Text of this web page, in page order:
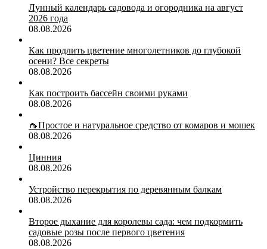
Лунный календарь садовода и огородника на август
2026 года
08.08.2026
Как продлить цветение многолетников до глубокой
осени? Все секреты
08.08.2026
Как построить бассейн своими руками
08.08.2026
🦟Простое и натуральное средство от комаров и мошек
08.08.2026
Цинния
08.08.2026
Устройство перекрытия по деревянным балкам
08.08.2026
Второе дыхание для королевы сада: чем подкормить
садовые розы после первого цветения
08.08.2026